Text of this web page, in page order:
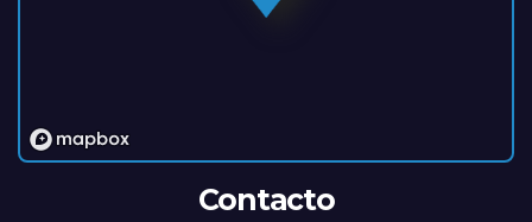
Contacto